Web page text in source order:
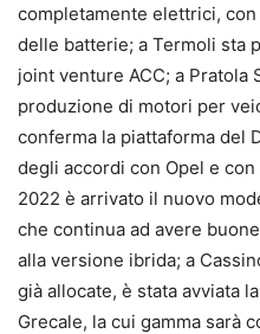
completamente elettrici,
delle batterie; a Termoli sta
joint venture ACC; a Pratola
produzione di motori per
conferma la piattaforma del
degli accordi con Opel e
2022 è arrivato il nuovo
che continua ad avere
alla versione ibrida; a
già allocate, è stata avviata
Grecale, la cui gamma sarà